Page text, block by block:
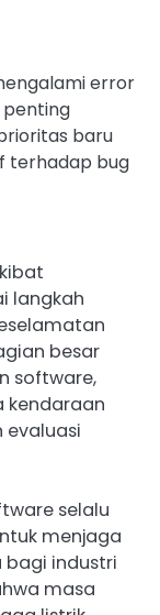
error
baru
terhadap bug
langkah
besar
software,
kendaraan
selalu
menjaga
bagi industri
masa